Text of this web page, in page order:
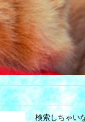
検索しちゃい